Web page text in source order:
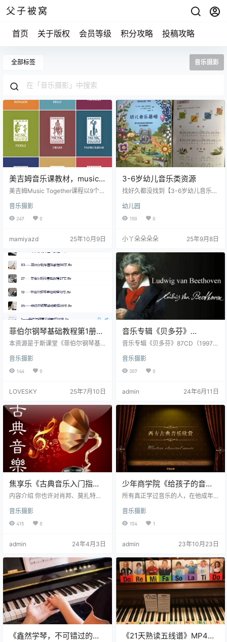
父子被窝
首页 关于版权 会员等级 积分攻略 投稿攻略
全部标签 音乐摄影
美吉姆音乐课教材，music
together一共15季所有音乐
美吉姆Music Together课程以‌9个乐
乐器，为8个月至5岁儿童提供系统
音乐启蒙。 以下是各主题的乐器、
本主题教材，覆盖不同乐器的探索
器： ‌BONGOS（手鼓）‌：拉丁美洲
风格的双鼓，大小鼓音高不同，敲
击节奏明快，适合儿童自由创作节
奏。 ‌BELLS（摇铃）‌：…
音乐摄影
247 0
mamiyazd 25年10月9日
3-6岁幼儿音乐类资源
找好久都没找到【3-6岁幼儿音乐
合老师在学校启蒙孩子，家里有音
乐启蒙这方面需要的也可以尝试使
一章节对应的音频 如果是老师使用
就更好了。 找资源不易，有了资源
就来分享，促进良性循环~
幼儿园
150 0
小丫朵朵朵朵 25年9月8日
菲伯尔钢琴基础教程第1册
100课时
本资源是于斯课堂《菲伯尔钢琴基
100集，由陈思思老师主讲，适合4
岁以上零基础的学员学习。 现代钢
琴教育既重视教学过程也重视教育
快乐二字就能简单的囊括的。最重
再重复练习中得到变化，从而愉悦
自我，保持学习钢琴的兴趣和提高
音乐审美能力。除此之外，教学成
果也不是只有美育，“群”育也是菲伯
尔教学体系的一大特色，让学生…
音乐摄影
144 0
LOVESKY 25年7月10日
音乐专辑《贝多芬》
87CD（1997年）音频合集
音乐专辑《贝多芬》87CD（1997
载】，本资源包含《贝多芬》87CD
合集，音频为APE格式。 经典音乐
《贝多芬全集》专辑是为留念贝多
拾旧录音基础上弥补新录音，于199
著作全集》，共CD87张。 巅峰时期
失聪的贝多芬从小就在父亲严峻的
教育下生长，造就了他顽强、灵敏
激动的性情。他数量很多的音乐著
作经过激烈的艺…
音乐摄影
307 0
admin 24年6月11日
焦享乐《古典音乐入门指
南》共60集 音频课程
内容介绍 你也许对肖邦、莫扎特和
们的音乐吗？即使是重度音乐爱好
者，面对古典音乐，也经常会陷入
“听不懂”、“找不到门路”“听古典音
年的古典音乐史和大量的古典乐曲
乐鉴赏的入门课带你从0到1走进古
典音乐的大门 焦元溥 台大政治学系
国际关系学士…
音乐摄影
415 0
admin 24年4月3日
少年商学院《给孩子的音乐
鉴赏课》共18节 音频课程 附
所有真正学过音乐的人，在他成年
自己当年没有更努力。因为音乐带
给一个人的财富，是一生都享用不
尽的。 对于一个普通人来说，音乐
将陪伴他全部的一生。 赵洲，德国
和音乐近二十年；将两个女儿培育
成为钢琴小专家，用音乐给孩子的
生活注入灵感、勇气和幸福...他结合
多年古典音乐启蒙与教学经验，告
诉你如何在音乐的学习与陪伴中，…
音乐摄影
154 1
admin 23年10月23日
《鑫然学琴，不可错过的钢
《21天熟读五线谱》MP4视